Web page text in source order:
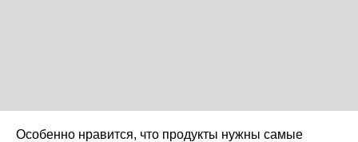
Особенно нравится, что продукты нужны самые